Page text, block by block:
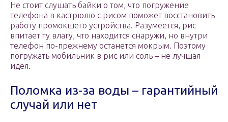
Не стоит слушать байки о том, что погружение
телефона в кастрюлю с рисом поможет восстановить
работу промокшего устройства. Разумеется, рис
впитает ту влагу, что находится снаружи, но внутри
телефон по-прежнему останется мокрым. Поэтому
погружать мобильник в рис или соль – не лучшая
идея.
Поломка из-за воды – гарантийный
случай или нет